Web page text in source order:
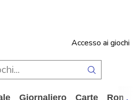
Accesso ai giochi
Giornaliero Carte